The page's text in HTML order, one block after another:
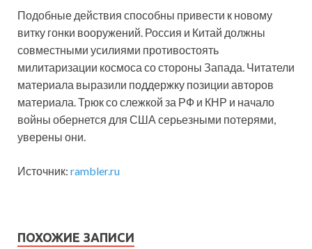
Подобные действия способны привести к новому
витку гонки вооружений. Россия и Китай должны
совместными усилиями противостоять
милитаризации космоса со стороны Запада. Читатели
материала выразили поддержку позиции авторов
материала. Трюк со слежкой за РФ и КНР и начало
войны обернется для США серьезными потерями,
уверены они.
Источник: rambler.ru
ПОХОЖИЕ ЗАПИСИ